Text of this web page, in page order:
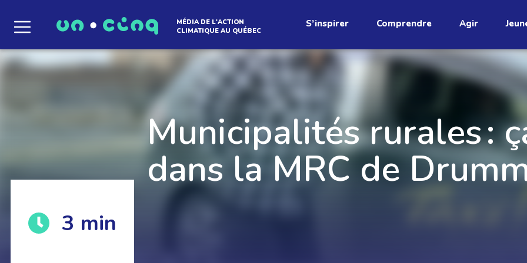
Le média qui détend
l'atmosphère
notre infolettre pour découvrir des initiatives prometteuses et des gestes
qui créent le mouvement.
MÉDIA DE L'ACTION
CLIMATIQUE AU QUÉBEC
S’inspirer Comprendre Agir
Municipalités rurales :
dans la MRC de
3 min